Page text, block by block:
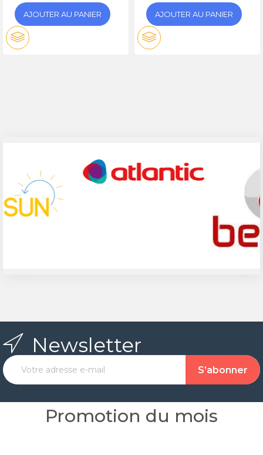
AJOUTER AU PANIER AJOUTER AU PANIER
Newsletter
Promotion du mois